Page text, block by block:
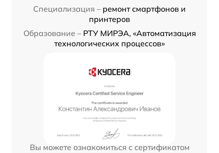
Специализация – ремонт смартфонов и
принтеров
Образование – РТУ МИРЭА, «Автоматизация
технологических процессов»
Вы можете ознакомиться с сертификатом